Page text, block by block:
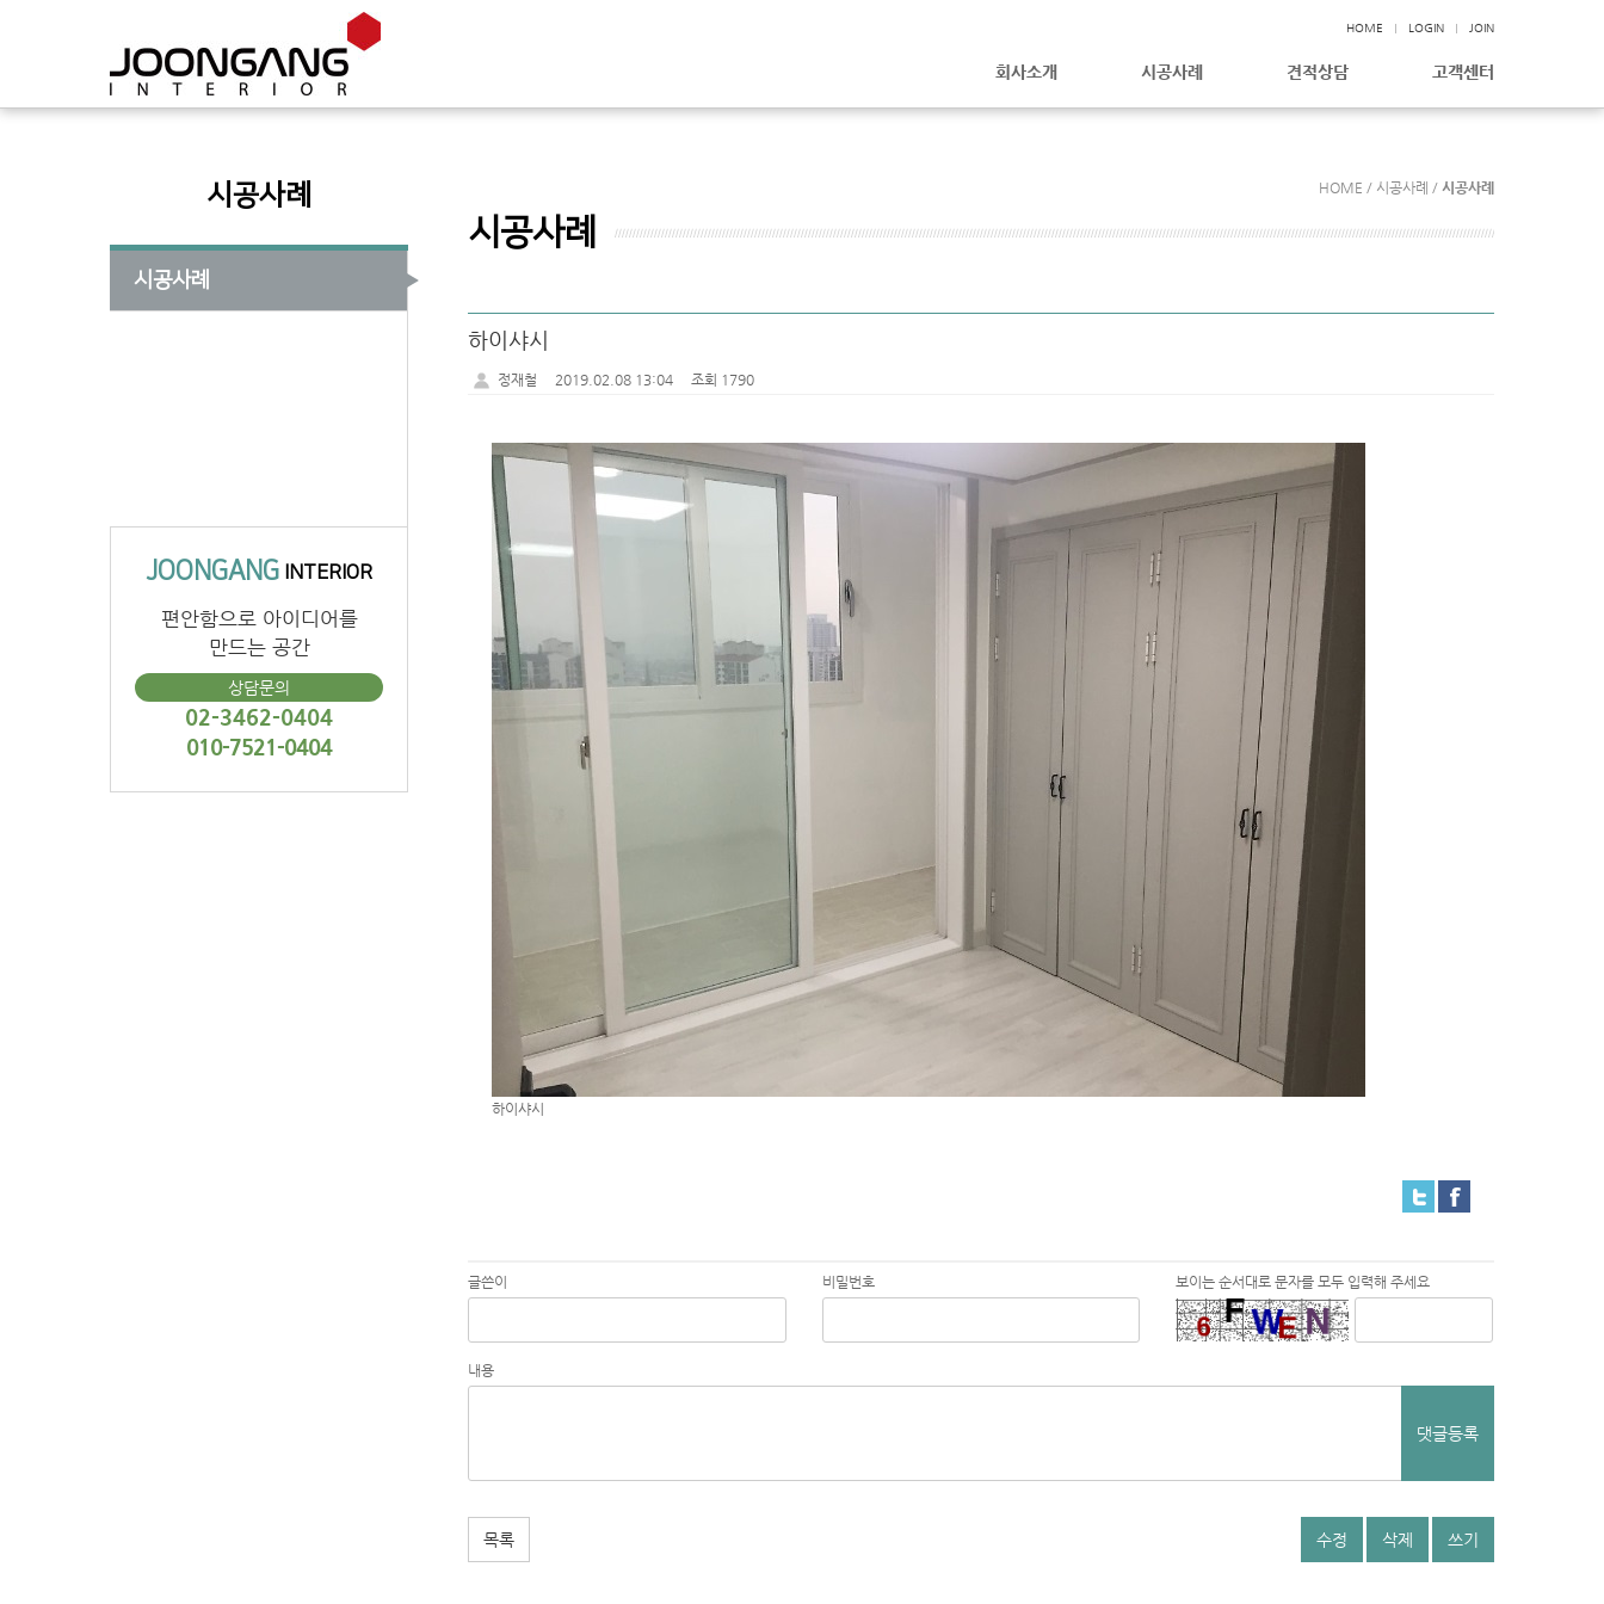
HOME LOGIN JOIN
회사소개 시공사례 견적상담 고객센터
시공사례
시공사례
JOONGANG INTERIOR
편안함으로 아이디어를
만드는 공간
상담문의
02-3462-0404
010-7521-0404
HOME / 시공사례 / 시공사례
시공사례
하이샤시
정재철 2019.02.08 13:04 조회 1790
하이샤시
글쓴이 비밀번호 보이는 순서대로 문자를 모두 입력해 주세요
내용
댓글등록
목록 수정 삭제 쓰기